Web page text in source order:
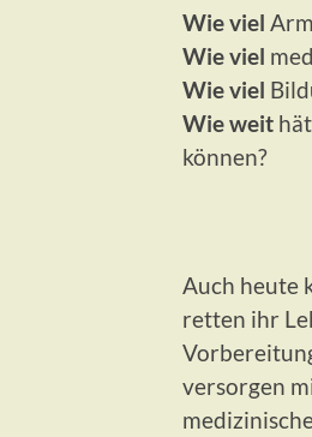
Wie viel
Wie viel
Wie viel
Wie weit
können?
Auch heute
retten ihr
versorgen